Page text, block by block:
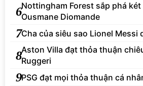
6Nottingham Forest sắp phá
Ousmane Diomande
7Cha của siêu sao Lionel Messi
8Aston Villa đạt thỏa thuận
Ruggeri
9PSG đạt mọi thỏa thuận cá